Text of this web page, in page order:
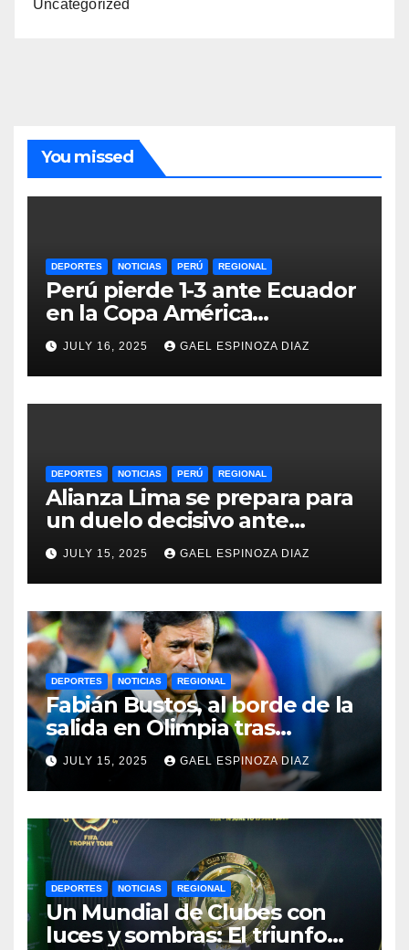
Uncategorized
You missed
DEPORTES NOTICIAS PERÚ REGIONAL
Perú pierde 1-3 ante Ecuador
en la Copa América
Femenina y lidera el Grupo A
JULY 16, 2025 GAEL ESPINOZA DIAZ
DEPORTES NOTICIAS PERÚ REGIONAL
Alianza Lima se prepara para
un duelo decisivo ante
Gremio por la Sudamericana
2025
JULY 15, 2025 GAEL ESPINOZA DIAZ
DEPORTES NOTICIAS REGIONAL
Fabián Bustos, al borde de la
salida en Olimpia tras
dolorosa derrota en
Paraguay
JULY 15, 2025 GAEL ESPINOZA DIAZ
DEPORTES NOTICIAS REGIONAL
Un Mundial de Clubes con
luces y sombras: El triunfo